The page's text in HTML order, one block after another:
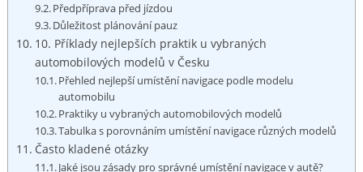
Předpříprava před jízdou
Důležitost plánování pauz
10. Příklady nejlepších praktik u vybraných
automobilových modelů v Česku
Přehled nejlepší umístění navigace podle modelu
automobilu
Praktiky u vybraných automobilových modelů
Tabulka ⁣s porovnáním umístění navigace různých modelů
Často kladené otázky
Jaké jsou zásady pro správné umístění navigace v autě?